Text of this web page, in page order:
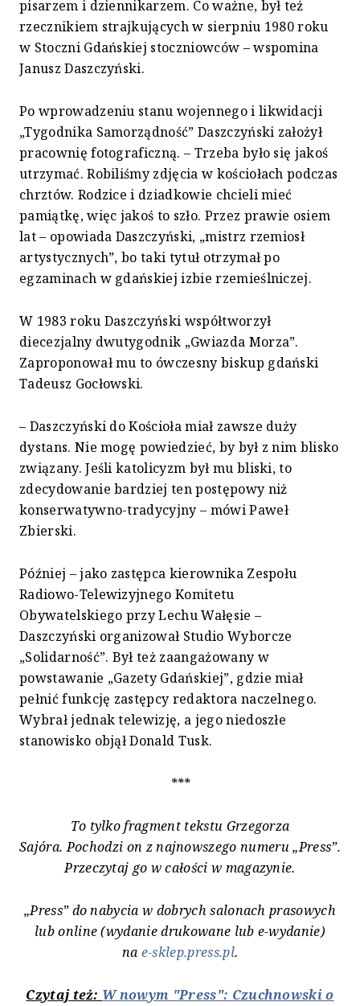
pisarzem i dziennikarzem. Co ważne, był też
rzecznikiem strajkujących w sierpniu 1980 roku
w Stoczni Gdańskiej stoczniowców – wspomina
Janusz Daszczyński.
Po wprowadzeniu stanu wojennego i likwidacji
„Tygodnika Samorządność” Daszczyński założył
pracownię fotograficzną. – Trzeba było się jakoś
utrzymać. Robiliśmy zdjęcia w kościołach podczas
chrztów. Rodzice i dziadkowie chcieli mieć
pamiątkę, więc jakoś to szło. Przez prawie osiem
lat – opowiada Daszczyński, „mistrz rzemiosł
artystycznych”, bo taki tytuł otrzymał po
egzaminach w gdańskiej izbie rzemieślniczej.
W 1983 roku Daszczyński współtworzył
diecezjalny dwutygodnik „Gwiazda Morza”.
Zaproponował mu to ówczesny biskup gdański
Tadeusz Gocłowski.
– Daszczyński do Kościoła miał zawsze duży
dystans. Nie mogę powiedzieć, by był z nim blisko
związany. Jeśli katolicyzm był mu bliski, to
zdecydowanie bardziej ten postępowy niż
konserwatywno-tradycyjny – mówi Paweł
Zbierski.
Później – jako zastępca kierownika Zespołu
Radiowo-Telewizyjnego Komitetu
Obywatelskiego przy Lechu Wałęsie –
Daszczyński organizował Studio Wyborcze
„Solidarność”. Był też zaangażowany w
powstawanie „Gazety Gdańskiej”, gdzie miał
pełnić funkcję zastępcy redaktora naczelnego.
Wybrał jednak telewizję, a jego niedoszłe
stanowisko objął Donald Tusk.
***
To tylko fragment tekstu Grzegorza
Sajóra.Pochodzi on z najnowszego numeru „Press”.
Przeczytaj go w całości w magazynie.
„Press” do nabycia w dobrych salonach prasowych
lub online (wydanie drukowane lub e-wydanie)
na e-sklep.press.pl.
Czytaj też: W nowym "Press": Czuchnowski o